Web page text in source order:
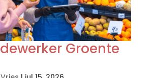
Groente